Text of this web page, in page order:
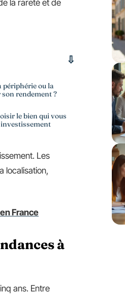
la rareté et de
ou la
rendement ?
le bien qui vous
Les
localisation,
France
à
ans. Entre